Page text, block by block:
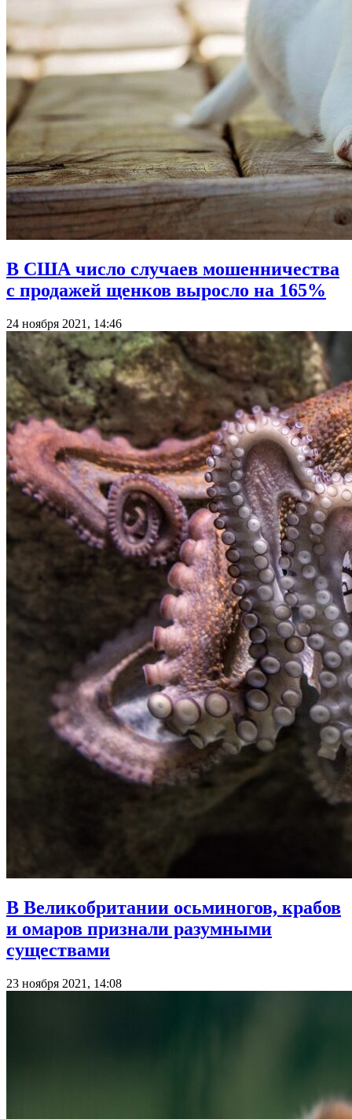
В США число случаев мошенничества
с продажей щенков выросло на 165%
24 ноября 2021, 14:46
В Великобритании осьминогов, крабов
и омаров признали разумными
существами
23 ноября 2021, 14:08